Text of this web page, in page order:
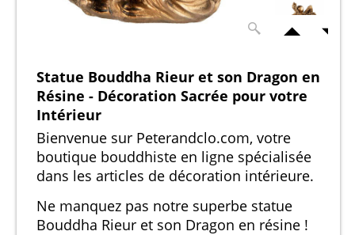
Statue Bouddha Rieur et son Dragon en
Résine - Décoration Sacrée pour votre
Intérieur
Bienvenue sur Peterandclo.com, votre
boutique bouddhiste en ligne spécialisée
dans les articles de décoration intérieure.
Ne manquez pas notre superbe statue
Bouddha Rieur et son Dragon en résine !